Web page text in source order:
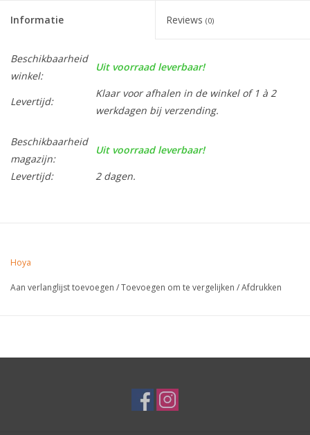
Informatie Reviews (0)
Beschikbaarheid
winkel:
Uit voorraad leverbaar!
Levertijd:
Klaar voor afhalen in de winkel of 1 à 2
werkdagen bij verzending.
Beschikbaarheid
magazijn:
Uit voorraad leverbaar!
Levertijd:
2 dagen.
Hoya
Aan verlanglijst toevoegen /Toevoegen om te vergelijken /Afdrukken